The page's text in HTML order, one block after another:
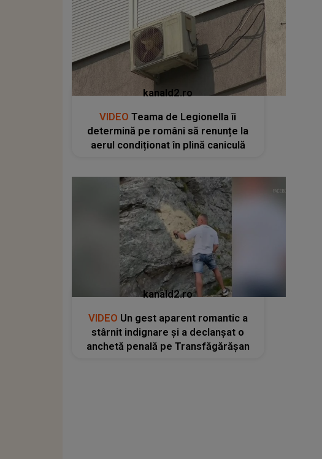
kanald2.ro
VIDEO Teama de Legionella îi
determină pe români să renunțe la
aerul condiționat în plină caniculă
kanald2.ro
VIDEO Un gest aparent romantic a
stârnit indignare și a declanșat o
anchetă penală pe Transfăgărășan